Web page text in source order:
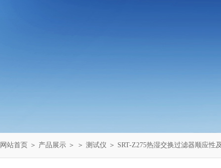
网站首页 ＞ 产品展示 ＞ ＞ 测试仪 ＞ SRT-Z275热湿交换过滤器顺应性